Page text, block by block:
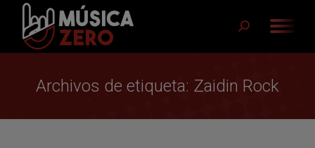
Buscar:
Archivos de etiqueta: Zaidin Rock